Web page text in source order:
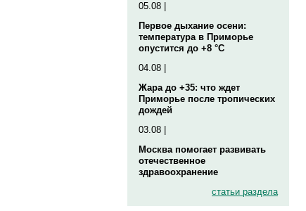
05.08 |
Первое дыхание осени:
температура в Приморье
опустится до +8 °C
04.08 |
Жара до +35: что ждет
Приморье после тропических
дождей
03.08 |
Москва помогает развивать
отечественное
здравоохранение
статьи раздела